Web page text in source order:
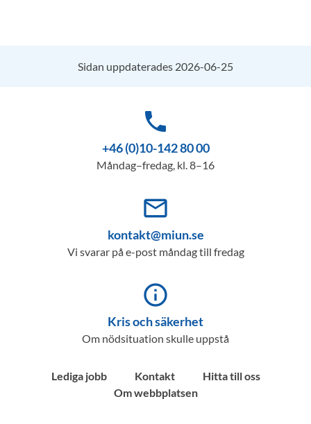
Sidan uppdaterades 2026-06-25
phone
+46 (0)10-142 80 00
Måndag–fredag, kl. 8–16
mail_outline
kontakt@miun.se
Vi svarar på e-post måndag till fredag
info_outline
Kris och säkerhet
Om nödsituation skulle uppstå
Lediga jobb Kontakt
Hitta till oss
Om webbplatsen